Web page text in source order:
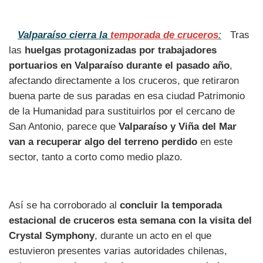
Valparaíso cierra la temporada de cruceros: Tras
las huelgas protagonizadas por trabajadores
portuarios en Valparaíso durante el pasado año,
afectando directamente a los cruceros, que retiraron
buena parte de sus paradas en esa ciudad Patrimonio
de la Humanidad para sustituirlos por el cercano de
San Antonio, parece que Valparaíso y Viña del Mar
van a recuperar algo del terreno perdido en este
sector, tanto a corto como medio plazo.
Así se ha corroborado al concluir la temporada
estacional de cruceros esta semana con la visita del
Crystal Symphony, durante un acto en el que
estuvieron presentes varias autoridades chilenas,